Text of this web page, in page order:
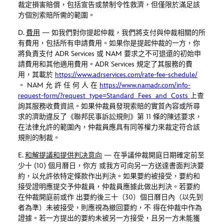
裁定損害賠償，包括宣告或禁制令性救濟，但僅限於滿足該
方個別索賠所需的範圍。
D. 費用 — 如我們對你提起仲裁，我們將支付與仲裁相關的所
有費用，包括所有申請費用。如果你是提起仲裁的一方，你
將負責支付 ADR Services 或 NAM 要求之不可退還的初始申
請費用和其他適用費用。 ADR Services 規定了其服務的費
用，其載於 https://www.adrservices.com/rate-fee-schedule/
。 NAM 允 許 任 何 人 在 https://www.namadr.com/info-
request-form/?request_type=Standard_Fees_and_Costs
上查
詢其服務收費資訊。如果仲裁員發現索賠的實質內容或所尋
求的濟助違反了《聯邦民事訴訟規則》第 11 條的陳述要求，
在法律允許的範圍內，仲裁員應具有同等權力來裁定符合該
規則的制裁。
E.和解提議和提供判决意向 — 在爭議仲裁開庭日期確定前至
少十 (10) 個月曆日，你方 或我方可向另一方送達書面判決要
約，以允許依特定條款作出判決。如果要約被接受，要約和
接受證明應提交予仲裁員，仲裁員應據此做出判決。若要約
在仲裁開庭前或作 出要約後三十（30）個日曆日內（以先到
者為準）未被接受，則應視為撤回要約，不 得在仲裁中作為
證據。若一方提出的要約未被另一方接受，且另一方未能獲